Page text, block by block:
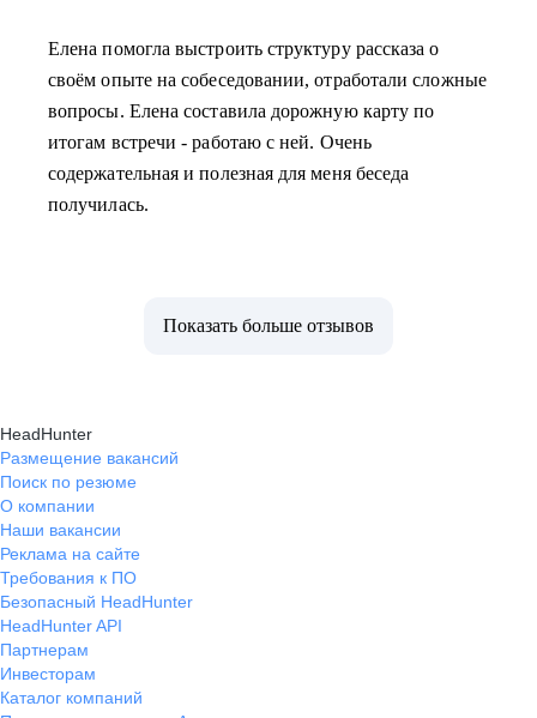
Елена помогла выстроить структуру рассказа о
своём опыте на собеседовании, отработали сложные
вопросы. Елена составила дорожную карту по
итогам встречи - работаю с ней. Очень
содержательная и полезная для меня беседа
получилась.
Показать больше отзывов
HeadHunter
Размещение вакансий
Поиск по резюме
О компании
Наши вакансии
Реклама на сайте
Требования к ПО
Безопасный HeadHunter
HeadHunter API
Партнерам
Инвесторам
Каталог компаний